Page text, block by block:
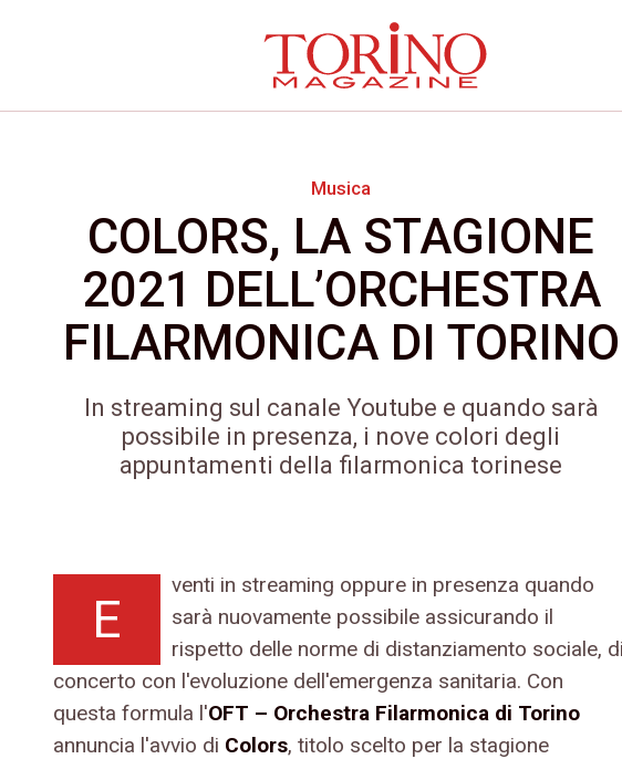
Musica
COLORS, LA STAGIONE
2021 DELL’ORCHESTRA
FILARMONICA DI TORINO
In streaming sul canale Youtube e quando sarà
possibile in presenza, i nove colori degli
appuntamenti della filarmonica torinese
E
venti in streaming oppure in presenza quando
sarà nuovamente possibile assicurando il
rispetto delle norme di distanziamento sociale, di
concerto con l'evoluzione dell'emergenza sanitaria. Con
questa formula l'OFT – Orchestra Filarmonica di Torino
annuncia l'avvio di Colors, titolo scelto per la stagione